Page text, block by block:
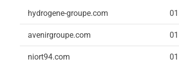
hydrogene-groupe.com
avenirgroupe.com
niort94.com